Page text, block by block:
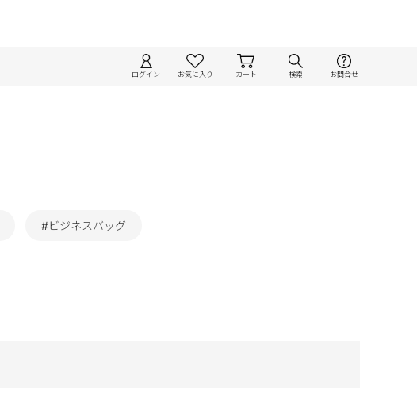
ログイン お気に入り カート 検索 お問合せ
#ビジネスバッグ